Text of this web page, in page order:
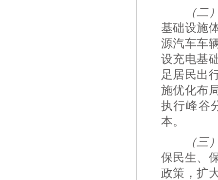
（二
基础设施
源汽车车
设充电基
足居民出
施优化布
执行峰谷
本。
（三
保民生、
政策，扩